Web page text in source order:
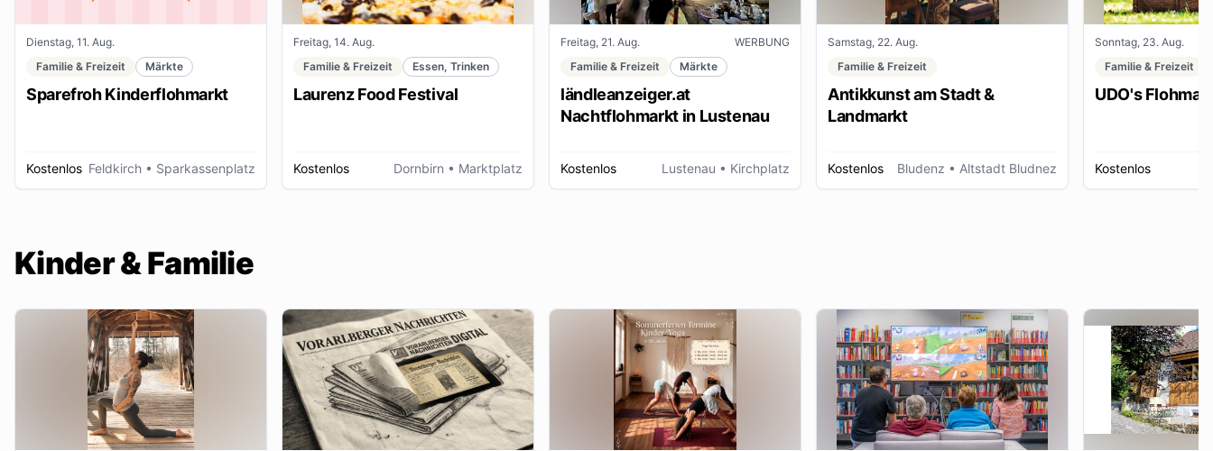
Dienstag, 11. Aug.
Familie & Freizeit
Märkte
Sparefroh Kinderflohmarkt
Kostenlos Feldkirch • Sparkassenplatz
Freitag, 14. Aug.
Familie & Freizeit
Essen, Trinken
Laurenz Food Festival
Kostenlos Dornbirn • Marktplatz
Freitag, 21. Aug.
WERBUNG
Familie & Freizeit
Märkte
ländleanzeiger.at
Nachtflohmarkt in Lustenau
Kostenlos Lustenau • Kirchplatz
Samstag, 22. Aug.
Familie & Freizeit
Antikkunst am Stadt &
Landmarkt
Kostenlos Bludenz • Altstadt Bludnez
Sonntag, 23. Aug.
Familie & Freizeit
UDO's
Kostenlos
Kinder & Familie